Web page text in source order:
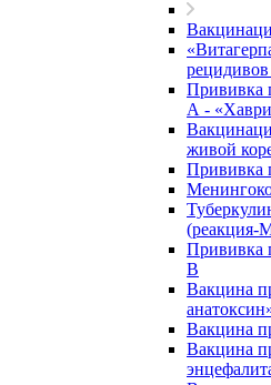
Прививка
А -
живой
Прививка
(реакция-
Прививка
В
Вакцина
Вакцина
Вакцина